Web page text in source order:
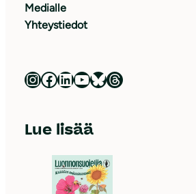
Medialle
Yhteystiedot
Luonnonsuojeluliitto Instagramissa Luonnonsuojeluliitto Facebookissa Luonnonsuojeluliitto LinkedInissä Luonnonsuojeluliiton YouTube-kanava Luonnonsuojeluliitto Blueskyssa Luonnonsuojeluliitto Threadsissa
Lue lisää